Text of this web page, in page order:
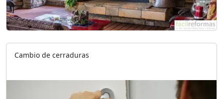
Cambio de cerraduras